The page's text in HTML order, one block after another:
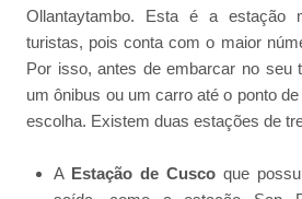
Ollantaytambo. Esta é a estação
turistas, pois conta com o maior
Por isso, antes de embarcar no seu
um ônibus ou um carro até o ponto
escolha. Existem duas estações de
A Estação de Cusco que